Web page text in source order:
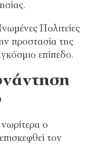
Πολιτείες
προστασία της
επίπεδο.
νωρίτερα ο
τον